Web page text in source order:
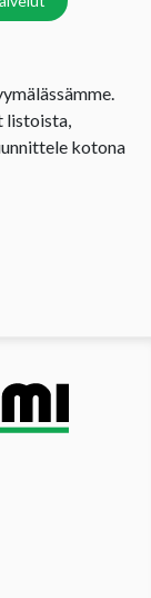
listoista,
kotona